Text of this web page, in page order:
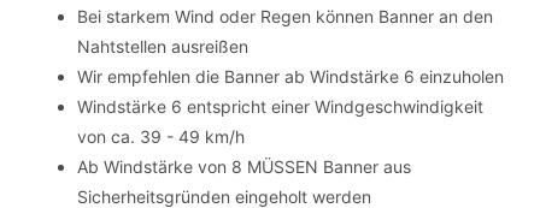
Bei starkem Wind oder Regen können Banner an den
Nahtstellen ausreißen
Wir empfehlen die Banner ab Windstärke 6 einzuholen
Windstärke 6 entspricht einer Windgeschwindigkeit
von ca. 39 - 49 km/h
Ab Windstärke von 8 MÜSSEN Banner aus
Sicherheitsgründen eingeholt werden